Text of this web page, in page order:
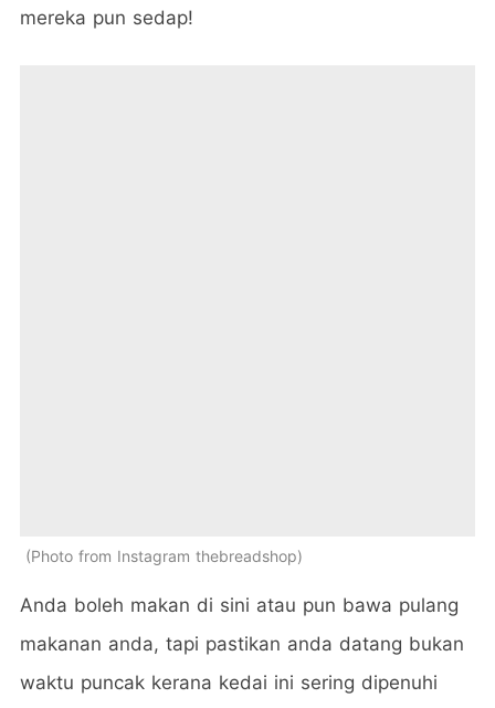
mereka pun sedap!
Photo from Instagram thebreadshop
Anda boleh makan di sini atau pun bawa pulang
makanan anda, tapi pastikan anda datang bukan
waktu puncak kerana kedai ini sering dipenuhi